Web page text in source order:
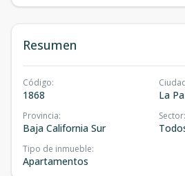
Resumen
Código:
1868 La
Provincia:
Baja California Sur
Sector:
Tipo de inmueble:
Apartamentos